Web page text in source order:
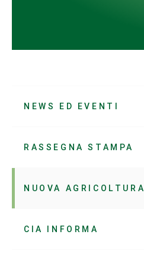
NEWS ED EVENTI
RASSEGNA STAMPA
NUOVA AGRICOLTURA
CIA INFORMA